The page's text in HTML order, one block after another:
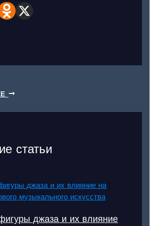
статьи
джаза и их влияние